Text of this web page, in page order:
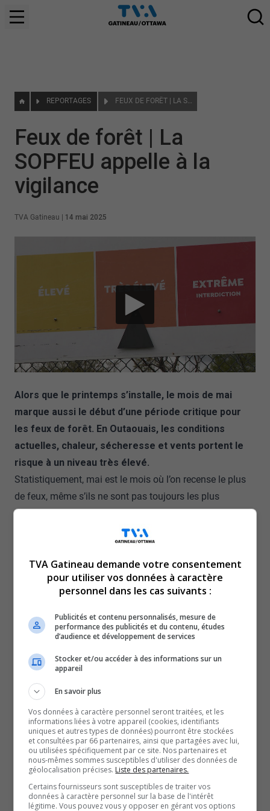
REPORTAGES FEUX DE FORÊT | LA SOPFEU APPELLE À LA VIGILANCE
Feux de forêt | La
SOPFEU appelle à la
vigilance
TVA Gatineau 14 mai 2025
Alors que le printemps s’installe, le mois de mai
marque aussi le début d’une période critique pour
les feux de forêt. En Outaouais, les conditions
actuelles, chaleur, sécheresse et vents portent le
risque à un niveau très élevé.
Statistiquement, mai est le mois où l’on recense le plus
de feux, même s’ils ne sont pas toujours les plus
destructeurs.
Ce n’est pas nécessairement les plus graves, ceux qui ont
le plus d’intensité, mais en termes de nombre de feux,
c’est un moment important de la saison.
Philippe Bergeron, Agent à la prévention et aux communications,
humaine. Mégots de cigarette, feux de camp mal éteints
et brûlage de résidus en sont les principales causes.
Les autorités rappellent qu’il existe des alternatives
compostage ou les écocentres.
À plusieurs endroits de la région, dont Chelsea et
Papineauville, des interdictions de feu à ciel ouvert sont
déjà en vigueur. Une amélioration des conditions est
espérée d’ici la fin de semaine, grâce à des précipitations
Pendant ce temps, les pompiers de Chelsea se préparent
TVA Gatineau demande votre consentement
pour utiliser vos données à caractère
personnel dans les cas suivants :
Publicités et contenu personnalisés, mesure de
performance des publicités et du contenu, études
d’audience et développement de services
Stocker et/ou accéder à des informations sur un
appareil
En savoir plus
Vos données à caractère personnel seront traitées, et les
informations liées à votre appareil (cookies, identifiants
uniques et autres types de données) pourront être stockées
et consultées par 66 partenaires, ainsi que partagées avec lui,
ou utilisées spécifiquement par ce site. Nos partenaires et
nous-mêmes sommes susceptibles d'utiliser des données de
géolocalisation précises. Liste des partenaires.
Certains fournisseurs sont susceptibles de traiter vos
données à caractère personnel sur la base de l'intérêt
légitime. Vous pouvez vous y opposer en gérant vos options